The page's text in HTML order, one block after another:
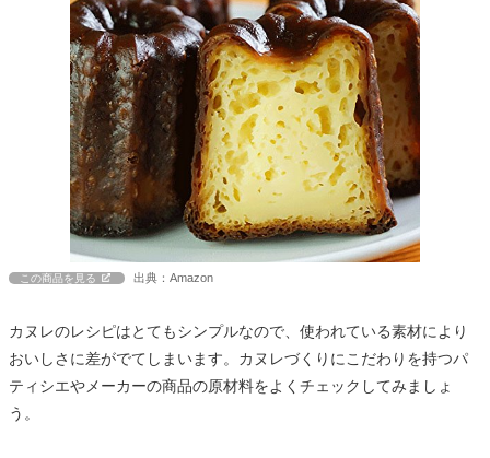
この商品を見る 出典：Amazon
カヌレのレシピはとてもシンプルなので、使われている素材により
おいしさに差がでてしまいます。カヌレづくりにこだわりを持つパ
ティシエやメーカーの商品の原材料をよくチェックしてみましょ
う。